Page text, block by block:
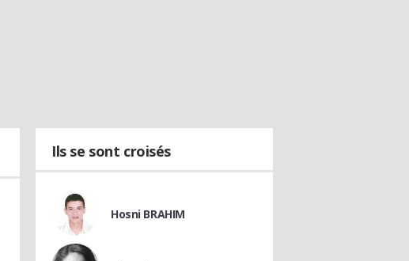
Ils se sont croisés
Hosni BRAHIM